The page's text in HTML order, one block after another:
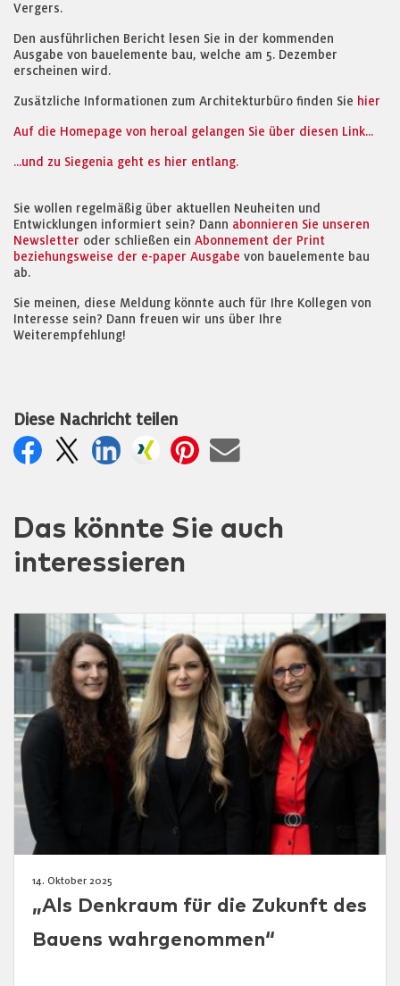
Vergers.
Den ausführlichen Bericht lesen Sie in der kommenden
Ausgabe von bauelemente bau, welche am 5. Dezember
erscheinen wird.
Zusätzliche Informationen zum Architekturbüro finden Sie hier
Auf die Homepage von heroal gelangen Sie über diesen Link...
...und zu Siegenia geht es hier entlang.
Sie wollen regelmäßig über aktuellen Neuheiten und
Entwicklungen informiert sein? Dann abonnieren Sie unseren
Newsletter oder schließen ein Abonnement der Print
beziehungsweise der e-paper Ausgabe von bauelemente bau
ab.
Sie meinen, diese Meldung könnte auch für Ihre Kollegen von
Interesse sein? Dann freuen wir uns über Ihre
Weiterempfehlung!
Diese Nachricht teilen
Das könnte Sie auch
interessieren
14. Oktober 2025
„Als Denkraum für die Zukunft des
Bauens wahrgenommen“